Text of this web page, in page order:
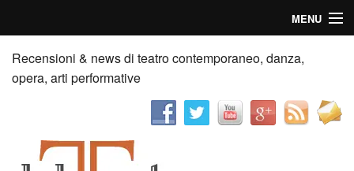
MENU
Home
Recensioni
News
Recensioni & news di teatro contemporaneo, danza,
opera, arti performative